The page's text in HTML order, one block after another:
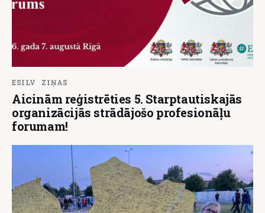
ESILV ZIŅAS
Aicinām reģistrēties 5. Starptautiskajās
organizācijās strādājošo profesionāļu
forumam!